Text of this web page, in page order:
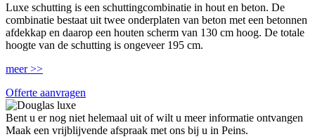
Luxe schutting is een schuttingcombinatie in hout en beton. De
combinatie bestaat uit twee onderplaten van beton met een betonnen
afdekkap en daarop een houten scherm van 130 cm hoog. De totale
hoogte van de schutting is ongeveer 195 cm.
meer >>
Offerte aanvragen
Bent u er nog niet helemaal uit of wilt u meer informatie ontvangen
Maak een vrijblijvende afspraak met ons bij u in Peins.